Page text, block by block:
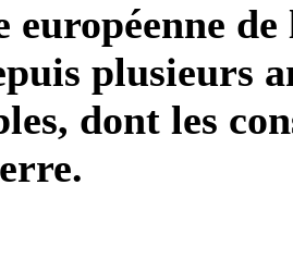
européenne
plusieurs
dont les